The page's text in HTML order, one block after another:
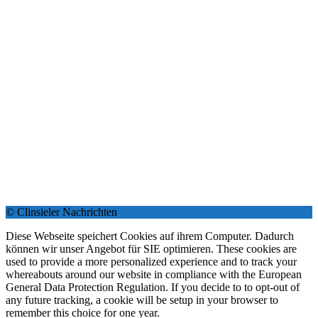
© Clinsieler Nachrichten
Diese Webseite speichert Cookies auf ihrem Computer. Dadurch
können wir unser Angebot für SIE optimieren. These cookies are
used to provide a more personalized experience and to track your
whereabouts around our website in compliance with the European
General Data Protection Regulation. If you decide to to opt-out of
any future tracking, a cookie will be setup in your browser to
remember this choice for one year.